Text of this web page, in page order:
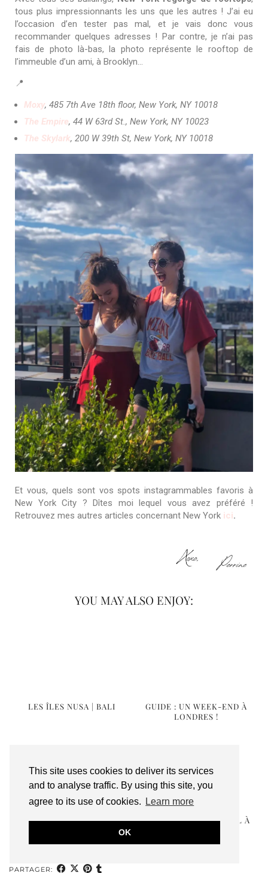
This site uses cookies to deliver its services
and to analyse traffic. By using this site, you
agree to its use of cookies.
Learn more
OK
tous plus impressionnants les uns que les autres ! J’ai eu
l’occasion d’en tester pas mal, et je vais donc vous
recommander quelques adresses ! Par contre, je n’ai pas
fais de photo là-bas, la photo représente le rooftop de
l’immeuble d’un ami, à Brooklyn…
📍
Moxy, 485 7th Ave 18th floor, New York, NY 10018
The Empire, 44 W 63rd St., New York, NY 10023
The Skylark, 200 W 39th St, New York, NY 10018
Et vous, quels sont vos spots instagrammables favoris à
New York City ? Dîtes moi lequel vous avez préféré !
Retrouvez mes autres articles concernant New York ici.
YOU MAY ALSO ENJOY:
LES ÎLES NUSA | BALI
GUIDE : UN WEEK-END À
LONDRES !
UBUD, LE COEUR
ARTISTIQUE ET SPIRITUEL
UN WEEK-END DE NOËL À
PARTAGER: